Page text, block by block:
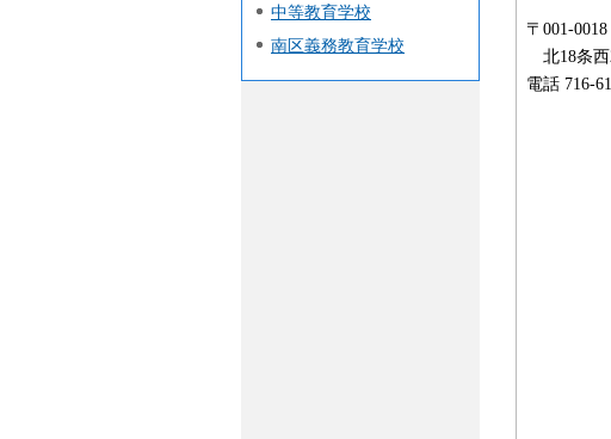
中等教育学校
南区義務教育学校
〒001-0018
北18条
電話 716-